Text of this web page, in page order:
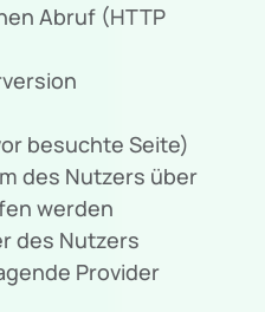
Abruf (HTTP
besuchte Seite)
des Nutzers über
werden
des Nutzers
Provider